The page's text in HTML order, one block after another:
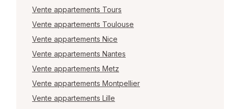
Vente appartements Tours
Vente appartements Toulouse
Vente appartements Nice
Vente appartements Nantes
Vente appartements Metz
Vente appartements Montpellier
Vente appartements Lille